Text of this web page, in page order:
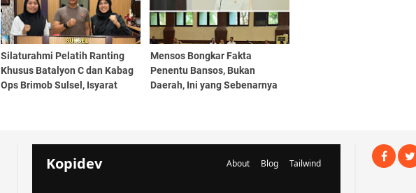
Silaturahmi Pelatih Ranting
Khusus Batalyon C dan Kabag
Ops Brimob Sulsel, Isyarat
Mensos Bongkar Fakta
Penentu Bansos, Bukan
Daerah, Ini yang Sebenarnya